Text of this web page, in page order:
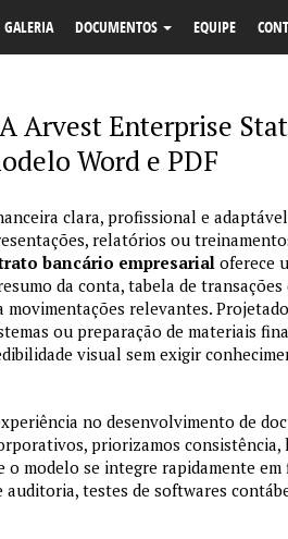
GALERIA DOCUMENTOS EQUIPE
Arvest Enterprise
Word e PDF
clara, profissional e
relatórios ou
bancário empresarialoferece
da conta, tabela de transações
movimentações relevantes.
ou preparação de materiais
visual sem exigir
no desenvolvimento de
priorizamos consistência,
modelo se integre rapidamente em
testes de softwares